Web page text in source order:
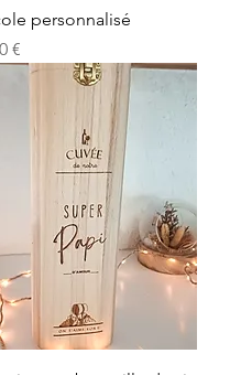
personnalisé
€